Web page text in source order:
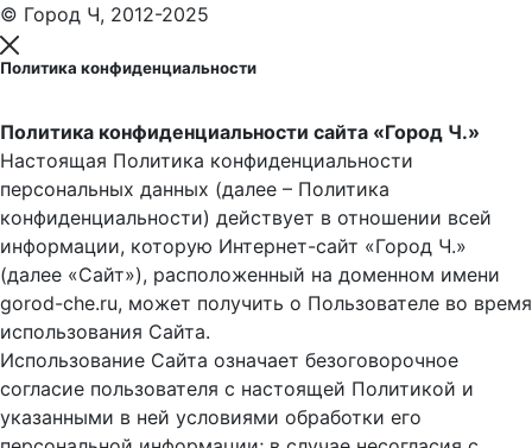
© Город Ч, 2012-2025
Политика конфиденциальности
Политика конфиденциальности сайта «Город Ч.»
Настоящая Политика конфиденциальности
персональных данных (далее – Политика
конфиденциальности) действует в отношении всей
информации, которую Интернет-сайт «Город Ч.»
(далее «Сайт»), расположенный на доменном имени
gorod-che.ru, может получить о Пользователе во время
использования Cайта.
Использование Сайта означает безоговорочное
согласие пользователя с настоящей Политикой и
указанными в ней условиями обработки его